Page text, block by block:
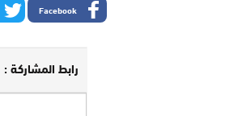
Facebook
رابط المشاركة :